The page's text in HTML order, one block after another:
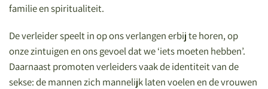
familie en spiritualiteit.
De verleider speelt in op ons verlangen erbij te horen, op
onze zintuigen en ons gevoel dat we ‘iets moeten hebben’.
Daarnaast promoten verleiders vaak de identiteit van de
sekse: de mannen zich mannelijk laten voelen en de vrouwen